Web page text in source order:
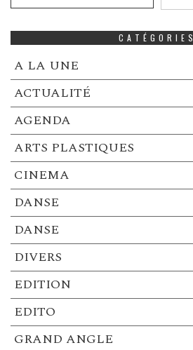
CATÉGORIES
A LA UNE
ACTUALITÉ
AGENDA
ARTS PLASTIQUES
CINEMA
DANSE
DANSE
DIVERS
EDITION
EDITO
GRAND ANGLE